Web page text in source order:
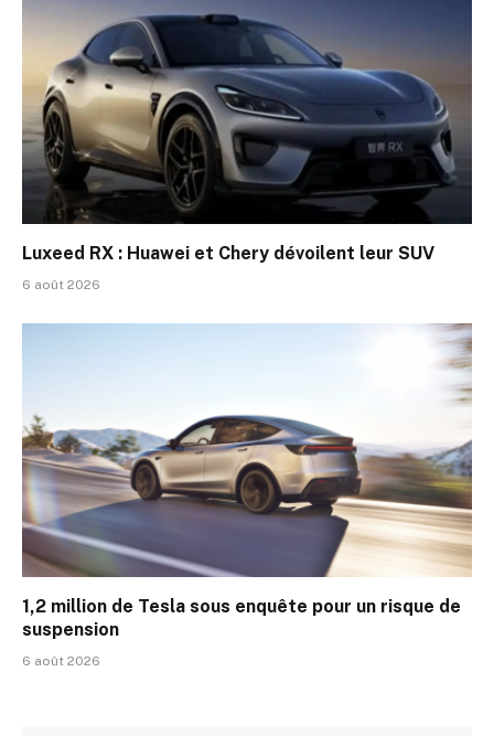
Luxeed RX : Huawei et Chery dévoilent leur SUV
6 août 2026
1,2 million de Tesla sous enquête pour un risque de
suspension
6 août 2026